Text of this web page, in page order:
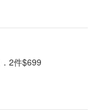
2件$699